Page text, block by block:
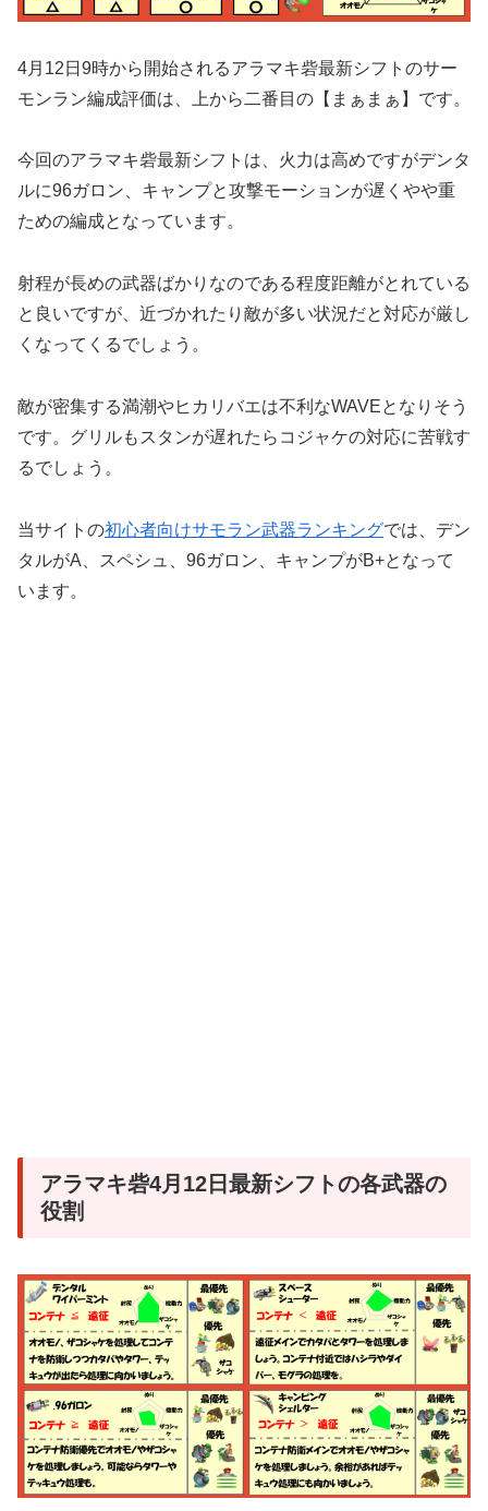
4月12日9時から開始されるアラマキ砦最新シフトのサー
モンラン編成評価は、上から二番目の【まぁまぁ】です。
今回のアラマキ砦最新シフトは、火力は高めですがデンタ
ルに96ガロン、キャンプと攻撃モーションが遅くやや重
ための編成となっています。
射程が長めの武器ばかりなのである程度距離がとれている
と良いですが、近づかれたり敵が多い状況だと対応が厳し
くなってくるでしょう。
敵が密集する満潮やヒカリバエは不利なWAVEとなりそう
です。グリルもスタンが遅れたらコジャケの対応に苦戦す
るでしょう。
当サイトの初心者向けサモラン武器ランキングでは、デン
タルがA、スペシュ、96ガロン、キャンプがB+となって
います。
アラマキ砦4月12日最新シフトの各武器の
役割